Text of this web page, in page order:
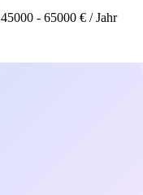
45000 - 65000 € / Jahr